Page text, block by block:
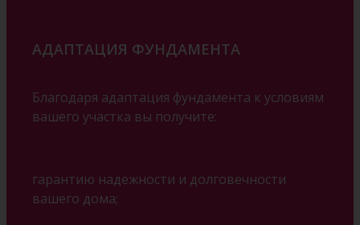
АДАПТАЦИЯ ФУНДАМЕНТА
Благодаря адаптация фундамента к условиям
вашего участка вы получите:
гарантию надежности и долговечности
вашего дома;